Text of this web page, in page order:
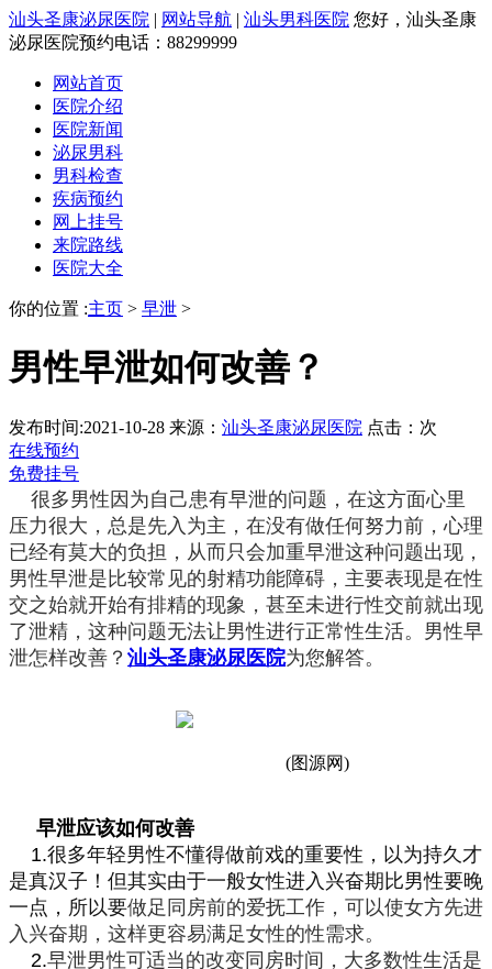
汕头圣康泌尿医院 | 网站导航 | 汕头男科医院 您好，汕头圣康
泌尿医院预约电话：88299999
网站首页
医院介绍
医院新闻
泌尿男科
男科检查
疾病预约
网上挂号
来院路线
医院大全
你的位置 :主页 > 早泄 >
男性早泄如何改善？
发布时间:2021-10-28 来源： 汕头圣康泌尿医院 点击： 次
在线预约
免费挂号
很多男性因为自己患有早泄的问题，在这方面心里
压力很大，总是先入为主，在没有做任何努力前，心理
已经有莫大的负担，从而只会加重早泄这种问题出现，
男性早泄是比较常见的射精功能障碍， 主要表现是在性
交之始就开始有排精的现象，甚至未进行性交前就出现
了泄精，这种问题无法让男性进行正常性生活。男性早
泄怎样改善？ 汕头圣康泌尿医院为您解答。
(图源网)
早泄应该如何改善
1.很多年轻男性不懂得做前戏的重要性，以为持久才
是真汉子！但其实由于一般女性进入兴奋期比男性要晚
一点，所以要做足同房前的爱抚工作，可以使女方先进
入兴奋期，这样更容易满足女性的性需求。
2.早泄男性可适当的改变同房时间，大多数性生活是